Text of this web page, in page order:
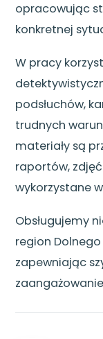
opracowując
konkretnej
W pracy
podsłuchów,
trudnych
materiały są
raportów,
wykorzystane
Obsługujemy
region
zapewniając